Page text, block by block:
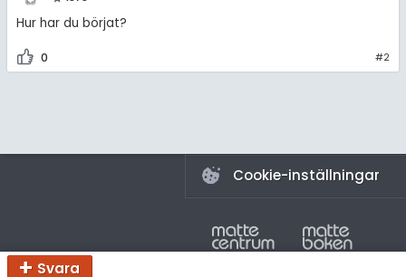
Hur har du börjat?
0 #2
Svara
Cookie-inställningar
diskussioner